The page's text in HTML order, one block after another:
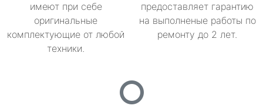
имеют при себе
оригинальные
комплектующие от любой
техники.
предоставляет гарантию
на выполненые работы по
ремонту до 2 лет.